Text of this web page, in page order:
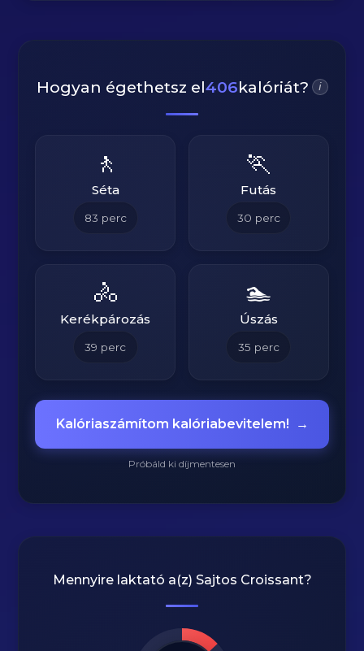
Hogyan égethetsz el406kalóriát? i
🚶
Séta
83 perc
🏃
Futás
30 perc
🚴
Kerékpározás
39 perc
🏊
Úszás
35 perc
Kalóriaszámítom kalóriabevitelem! →
Próbáld ki díjmentesen
Mennyire laktató a(z) Sajtos Croissant?